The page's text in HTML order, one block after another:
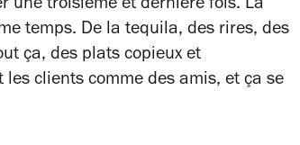
une troisième et dernière fois. La
temps. De la tequila, des rires, des
ça, des plats copieux et
clients comme des amis, et ça se